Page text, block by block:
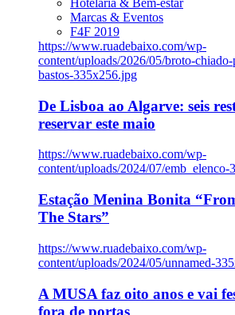
Hotelaria & Bem-estar
Marcas & Eventos
F4F 2019
https://www.ruadebaixo.com/wp-
content/uploads/2026/05/broto-
bastos-335x256.jpg
De Lisboa ao Algarve: seis
reservar este maio
https://www.ruadebaixo.com/wp-
content/uploads/2024/07/emb_elenco-
Estação Menina Bonita
The Stars”
https://www.ruadebaixo.com/wp-
content/uploads/2024/05/unnamed-
A MUSA faz oito anos e vai
fora de portas